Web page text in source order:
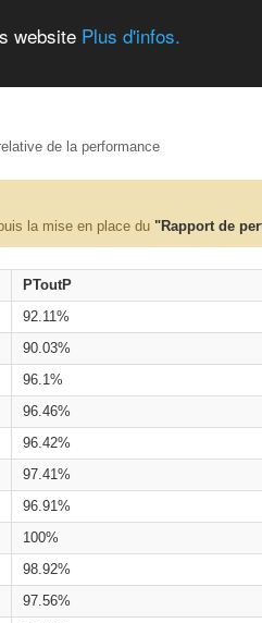
website Plus d'infos.
de la performance
la mise en place du "Rapport de
PToutP
92.11%
90.03%
96.1%
96.46%
96.42%
97.41%
96.91%
100%
98.92%
97.56%